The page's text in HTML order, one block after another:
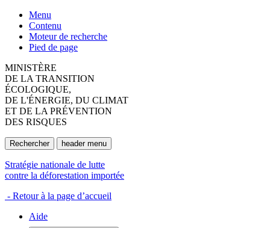
Menu
Contenu
Moteur de recherche
Pied de page
MINISTÈRE
DE LA TRANSITION
ÉCOLOGIQUE,
DE L'ÉNERGIE, DU CLIMAT
ET DE LA PRÉVENTION
DES RISQUES
Rechercher header menu
Stratégie nationale de lutte
contre la déforestation importée
- Retour à la page d’accueil
Aide